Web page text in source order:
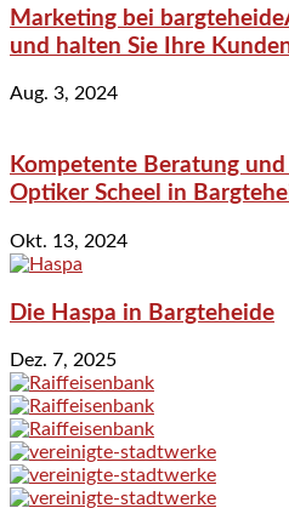
Marketing bei
und halten Sie Ihre
Aug. 3, 2024
Kompetente Beratung
Optiker Scheel in
Okt. 13, 2024
Die Haspa in Bargteheide
Dez. 7, 2025